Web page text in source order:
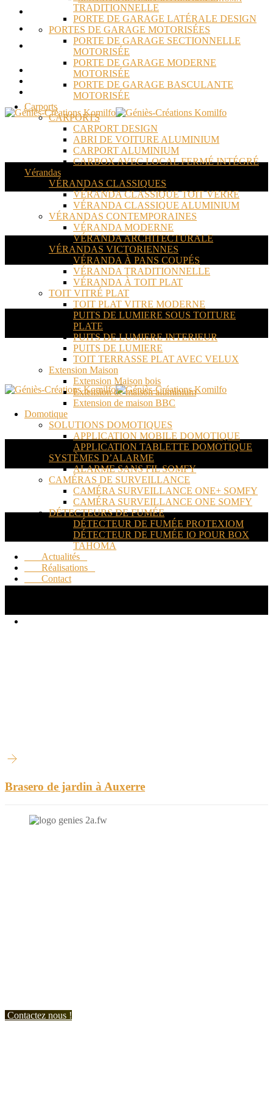
ACTUALITÉS
RÉALISATIONS
CONTACT
Brasero de jardin à Auxerre
Contactez nous !
TRADITIONNELLE
PORTE DE GARAGE LATÉRALE DESIGN
PORTES DE GARAGE MOTORISÉES
PORTE DE GARAGE SECTIONNELLE
MOTORISÉE
PORTE DE GARAGE MODERNE
MOTORISÉE
PORTE DE GARAGE BASCULANTE
MOTORISÉE
Carports
CARPORTS
CARPORT DESIGN
ABRI DE VOITURE ALUMINIUM
CARPORT ALUMINIUM
CARBOX AVEC LOCAL FERMÉ INTÉGRÉ
Vérandas
VÉRANDAS CLASSIQUES
VÉRANDA CLASSIQUE TOIT VERRE
VÉRANDA CLASSIQUE ALUMINIUM
VÉRANDAS CONTEMPORAINES
VÉRANDA MODERNE
VÉRANDA ARCHITECTURALE
VÉRANDAS VICTORIENNES
VÉRANDA À PANS COUPÉS
VÉRANDA TRADITIONNELLE
VÉRANDA À TOIT PLAT
TOIT VITRÉ PLAT
TOIT PLAT VITRE MODERNE
PUITS DE LUMIERE SOUS TOITURE
PLATE
PUITS DE LUMIERE INTERIEUR
PUITS DE LUMIERE
TOIT TERRASSE PLAT AVEC VELUX
Extension Maison
Extension Maison bois
Extension de maison aluminium
Extension de maison BBC
Domotique
SOLUTIONS DOMOTIQUES
APPLICATION MOBILE DOMOTIQUE
APPLICATION TABLETTE DOMOTIQUE
SYSTÈMES D’ALARME
ALARME SANS FIL SOMFY
CAMÉRAS DE SURVEILLANCE
CAMÉRA SURVEILLANCE ONE+ SOMFY
CAMÉRA SURVEILLANCE ONE SOMFY
DÉTECTEURS DE FUMÉE
DÉTECTEUR DE FUMÉE PROTEXIOM
DÉTECTEUR DE FUMÉE IO POUR BOX
TAHOMA
Actualités
Réalisations
Contact